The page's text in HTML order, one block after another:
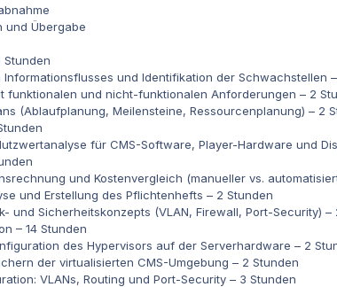
und Übergabe
Stunden
und Identifikation der Schwachstellen –
funktionalen und nicht-funktionalen Anforderungen – 2
(Ablaufplanung, Meilensteine, Ressourcenplanung) – 2
für CMS-Software, Player-Hardware und
und Kostenvergleich (manueller vs.
und Erstellung des Pflichtenhefts – 2 Stunden
und Sicherheitskonzepts (VLAN, Firewall, Port-Security) –
– 14 Stunden
des Hypervisors auf der Serverhardware – 2
der virtualisierten CMS-Umgebung – 2 Stunden
VLANs, Routing und Port-Security – 3 Stunden